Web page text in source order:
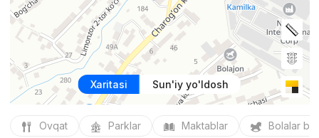
Xaritasi Sun'iy yo'ldosh
Ovqat Parklar Maktablar Bolalar